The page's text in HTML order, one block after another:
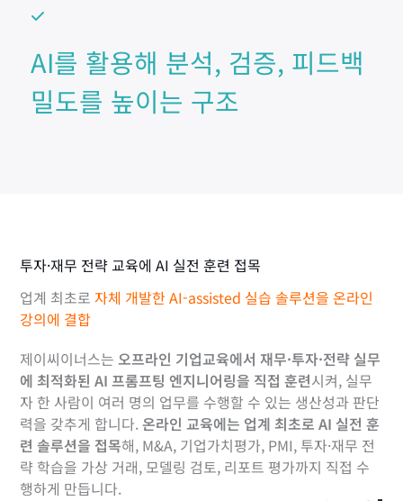
AI를 활용해 분석, 검증, 피드백
밀도를 높이는 구조
투자·재무 전략 교육에 AI 실전 훈련 접목
업계 최초로자체 개발한 AI-assisted 실습 솔루션을 온라인
강의에 결합
제이씨이너스는오프라인 기업교육에서 재무·투자·전략 실무
에 최적화된 AI 프롬프팅 엔지니어링을 직접 훈련시켜, 실무
자 한 사람이 여러 명의 업무를 수행할 수 있는 생산성과 판단
력을 갖추게 합니다.온라인 교육에는 업계 최초로 AI 실전 훈
련 솔루션을 접목해, M&A, 기업가치평가, PMI, 투자·재무 전
략 학습을 가상 거래, 모델링 검토, 리포트 평가까지 직접 수
행하게 만듭니다.